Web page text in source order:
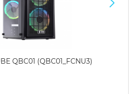
QBC01 (QBC01_FCNU3)